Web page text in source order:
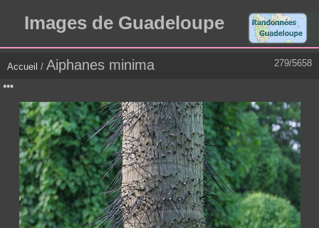
Images de Guadeloupe
279/5658
Accueil / Aiphanes minima